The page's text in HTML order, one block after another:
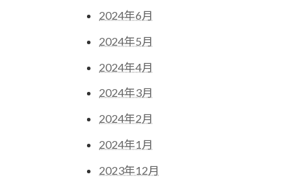
2024年6月
2024年5月
2024年4月
2024年3月
2024年2月
2024年1月
2023年12月